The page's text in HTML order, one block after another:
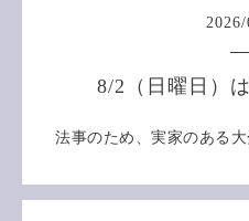
2026/
8/2（日曜日）
法事のため、実家のある大